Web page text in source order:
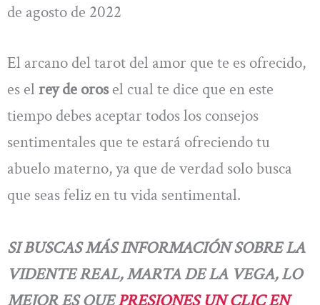
de agosto de 2022
El arcano del tarot del amor que te es ofrecido,
es el rey de orosel cual te dice que en este
tiempo debes aceptar todos los consejos
sentimentales que te estará ofreciendo tu
abuelo materno, ya que de verdad solo busca
que seas feliz en tu vida sentimental.
SI BUSCAS MÁS INFORMACIÓN SOBRE LA
VIDENTE REAL, MARTA DE LA VEGA, LO
MEJOR ES QUEPRESIONES UN CLIC EN